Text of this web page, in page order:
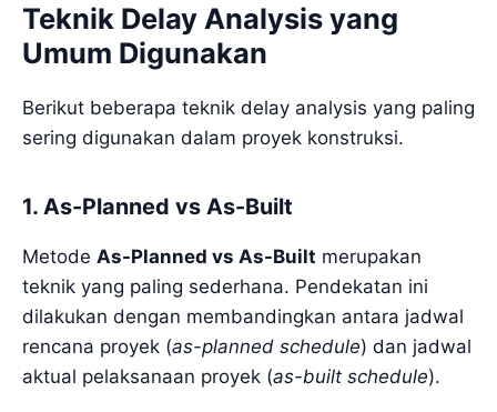
Teknik Delay Analysis yang
Umum Digunakan
Berikut beberapa teknik delay analysis yang paling
sering digunakan dalam proyek konstruksi.
1. As-Planned vs As-Built
Metode As-Planned vs As-Built merupakan
teknik yang paling sederhana. Pendekatan ini
dilakukan dengan membandingkan antara jadwal
rencana proyek (as-planned schedule) dan jadwal
aktual pelaksanaan proyek (as-built schedule).